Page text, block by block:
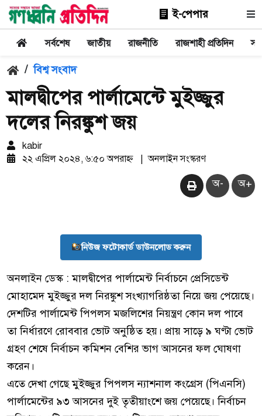
ই-পেপার
সর্বশেষ জাতীয় রাজনীতি রাজশাহী প্রতিদিন
/ বিশ্ব সংবাদ
মালদ্বীপের পার্লামেন্টে মুইজ্জুর
দলের নিরঙ্কুশ জয়
kabir
২২ এপ্রিল ২০২৪, ৬:৫০ অপরাহ্ন
| অনলাইন সংস্করণ
অ- অ+
নিউজ ফটোকার্ড ডাউনলোড করুন
অনলাইন ডেস্ক : মালদ্বীপের পার্লামেন্ট নির্বাচনে প্রেসিডেন্ট
মোহামেদ মুইজ্জুর দল নিরঙ্কুশ সংখ্যাগরিষ্ঠতা নিয়ে জয় পেয়েছে।
দেশটির পার্লামেন্ট পিপলস মজলিশের নিয়ন্ত্রণ কোন দল পাবে
তা নির্ধারণে রোববার ভোট অনুষ্ঠিত হয়। প্রায় সাড়ে ৯ ঘণ্টা ভোট
গ্রহণ শেষে নির্বাচন কমিশন বেশির ভাগ আসনের ফল ঘোষণা
করেন।
এতে দেখা গেছে মুইজ্জুর পিপলস ন্যাশনাল কংগ্রেস (পিএনসি)
পার্লামেন্টের ৯৩ আসনের দুই তৃতীয়াংশে জয় পেয়েছে। নির্বাচন